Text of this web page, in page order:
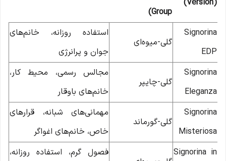
(Version)
Group)
Signorina
EDP
گلی-میوه‌ای
استفاده روزانه، خانم‌های
جوان و پرانرژی
Signorina
Eleganza
گلی-چایپر
مجالس رسمی، محیط کار،
خانم‌های باوقار
Signorina
Misteriosa
گلی-گورماند
مهمانی‌های شبانه، قرارهای
خاص، خانم‌های اغواگر
Signorina in
فصول گرم، استفاده روزانه،